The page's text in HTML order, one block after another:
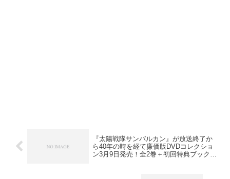
『太陽戦隊サンバルカン』が放送終了か
ら40年の時を経て廉価版DVDコレクショ
ン3月9日発売！全2巻＋初回特典ブックレ